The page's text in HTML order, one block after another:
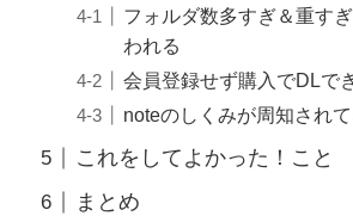
フォルダ数多すぎ＆重す
われる
会員登録せず購入でDLで
noteのしくみが周知され
これをしてよかった！こと
まとめ